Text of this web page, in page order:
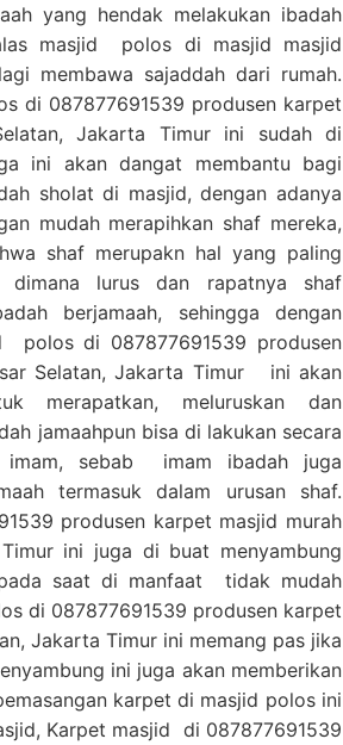
yang hendak melakukan ibadah
masjid polos di masjid masjid
membawa sajaddah dari rumah.
di 087877691539 produsen karpet
Jakarta Timur ini sudah di
ini akan dangat membantu bagi
sholat di masjid, dengan adanya
mudah merapihkan shaf mereka,
shaf merupakn hal yang paling
dimana lurus dan rapatnya shaf
berjamaah, sehingga dengan
polos di 087877691539 produsen
Selatan, Jakarta Timur ini akan
merapatkan, meluruskan dan
jamaahpun bisa di lakukan secara
imam, sebab imam ibadah juga
termasuk dalam urusan shaf.
produsen karpet masjid murah
ini juga di buat menyambung
saat di manfaat tidak mudah
di 087877691539 produsen karpet
Jakarta Timur ini memang pas jika
ini juga akan memberikan
karpet di masjid polos ini
Karpet masjid di 087877691539